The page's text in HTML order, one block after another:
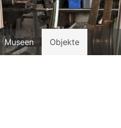
Museen Objekte